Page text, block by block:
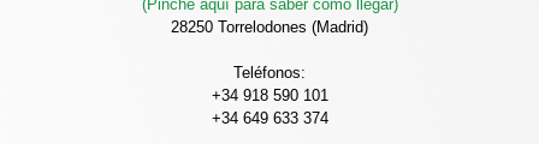
(Pinche aquí para saber cómo llegar)
28250 Torrelodones (Madrid)
Teléfonos:
+34 918 590 101
+34 649 633 374